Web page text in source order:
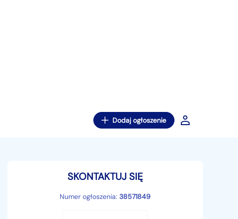
Dodaj ogłoszenie
SKONTAKTUJ SIĘ
Numer ogłoszenia: 38571849